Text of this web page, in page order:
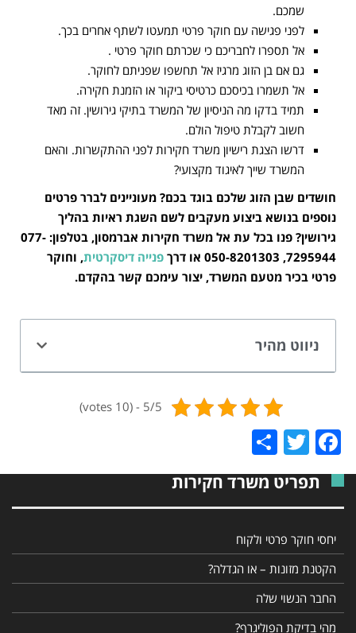
שמכם.
לפני פגישה עם חוקר פרטי תמעטו לשתף אחרים בכך.
אל תספרו לחבריכם כי שכרתם חוקר פרטי .
גם אם בן הזוג מרגיז אל תחשפו שפניתם לחוקר.
אל תשמרו בכיסכם כרטיסי ביקור או הזמנת חקירה.
תמיד בדקו מה הניסיון של המשרד בתיקי גירושין. זה מאד
חשוב לקבלת טיפול הולם.
דרשו הצגת רישיון משרד חקירות לפני ההתקשרות. והאם
המשרד שייך לאיגוד מקצועי?
חושדים שבן הזוג שלכם בוגד בכם? מעוניינים לברר פרטים
נוספים בנושא ביצוע מעקבים לשם השגת ראיות בהליך
גירושין? פנו בכל עת אל משרד חקירות אברמסון, בטלפון: 077-
7295944, 050-8201303 או דרך
פנייה דיסקרטית, וחוקר
פרטי בכיר מטעם המשרד, יצור עימכם קשר בהקדם.
ניווט מהיר
5/5 - (10 votes)
Facebook
Twitter
תפריט משרד חקירות
יחסי חוקר פרטי ולקוח
הקטנת מזונות – או הגדלה?
החבר הנשוי שלה
מהי בדיקת הפוליגרף?